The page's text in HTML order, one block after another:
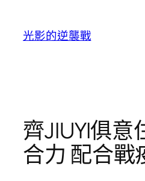
光影的逆襲戰
齊JIUYI俱意
合力 配合戰